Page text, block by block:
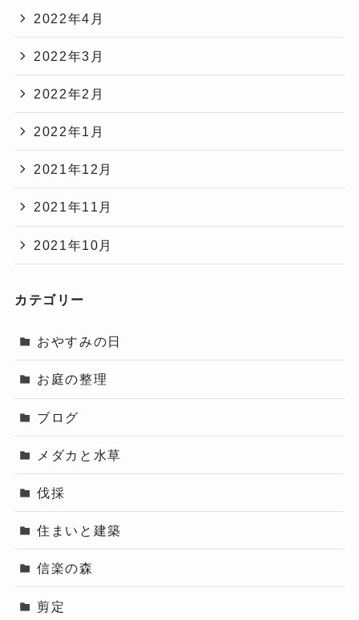
2022年4月
2022年3月
2022年2月
2022年1月
2021年12月
2021年11月
2021年10月
カテゴリー
おやすみの日
お庭の整理
ブログ
メダカと水草
伐採
住まいと建築
信楽の森
剪定